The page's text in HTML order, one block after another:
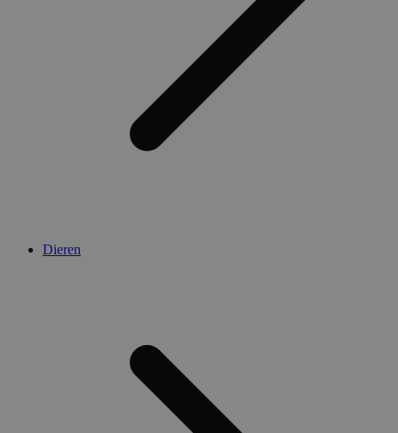
Dieren